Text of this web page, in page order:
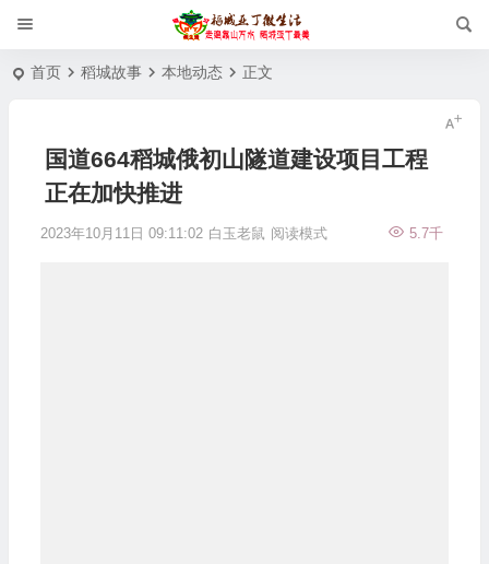
首页 稻城故事 本地动态 正文
国道664稻城俄初山隧道建设项目工程
正在加快推进
2023年10月11日 09:11:02 白玉老鼠 5.7千
阅读模式